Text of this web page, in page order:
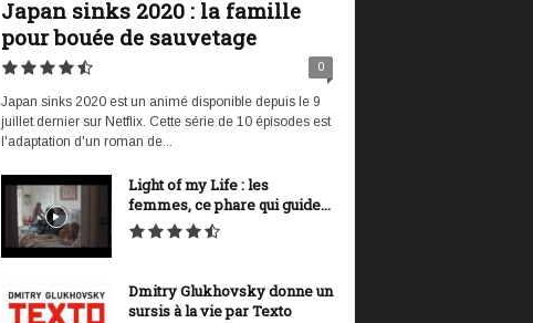
Japan sinks 2020 : la famille
pour bouée de sauvetage
0
Japan sinks 2020 est un animé disponible depuis le 9
juillet dernier sur Netflix. Cette série de 10 épisodes est
l'adaptation d'un roman de...
Light of my Life : les
femmes, ce phare qui guide...
Dmitry Glukhovsky donne un
sursis à la vie par Texto